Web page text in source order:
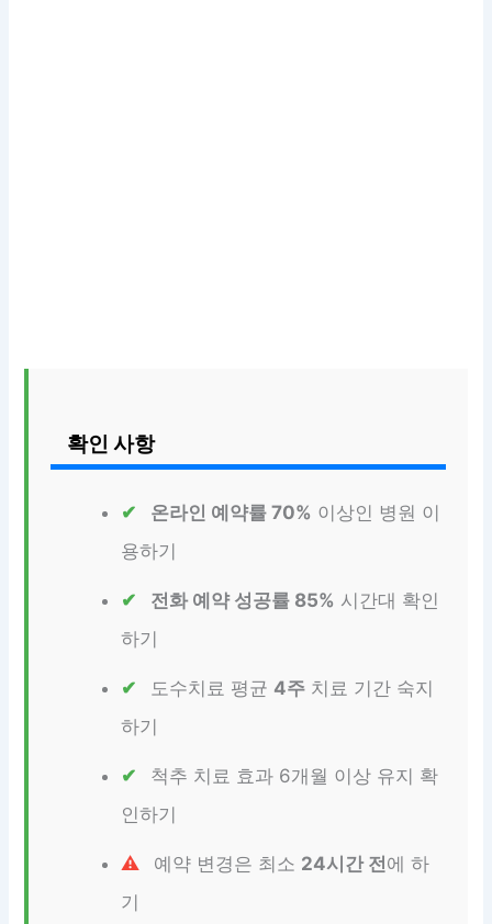
확인 사항
온라인 예약률 70% 이상인 병원 이
용하기
전화 예약 성공률 85% 시간대 확인
하기
도수치료 평균 4주 치료 기간 숙지
하기
척추 치료 효과 6개월 이상 유지 확
인하기
예약 변경은 최소 24시간 전에 하
기